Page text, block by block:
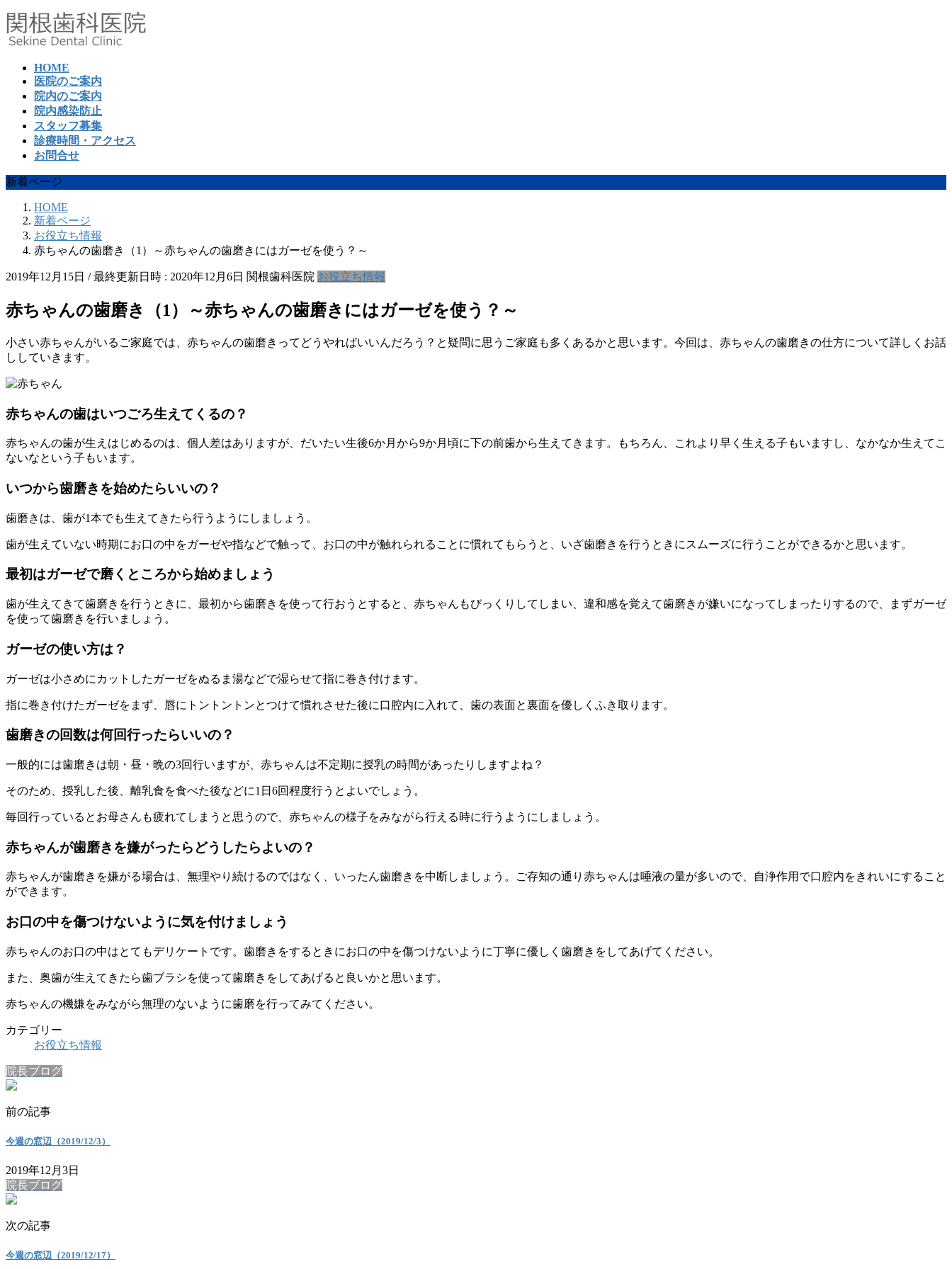
コ
ン
テ
ナ
ビ
ゲ
HOME
医院のご案内
院内のご案内
院内感染防止
スタッフ募集
診療時間・アクセス
お問合せ
新着ページ
HOME
新着ページ
お役立ち情報
赤ちゃんの歯磨き（1）～赤ちゃんの歯磨きにはガーゼを使う？～
2019年12月15日 / 最終更新日時 : 2020年12月6日 関根歯科医院 お役立ち情報
赤ちゃんの歯磨き（1）～赤ちゃんの歯磨きにはガーゼを使う？～
小さい赤ちゃんがいるご家庭では、赤ちゃんの歯磨きってどうやればいいんだろう？と疑問に思うご家庭も多くあるかと思います。今回は、赤ちゃんの歯磨きの仕方について詳しくお話
ししていきます。
赤ちゃんの歯はいつごろ生えてくるの？
赤ちゃんの歯が生えはじめるのは、個人差はありますが、だいたい生後6か月から9か月頃に下の前歯から生えてきます。もちろん、これより早く生える子もいますし、なかなか生えてこ
ないなという子もいます。
いつから歯磨きを始めたらいいの？
歯磨きは、歯が1本でも生えてきたら行うようにしましょう。
歯が生えていない時期にお口の中をガーゼや指などで触って、お口の中が触れられることに慣れてもらうと、いざ歯磨きを行うときにスムーズに行うことができるかと思います。
最初はガーゼで磨くところから始めましょう
歯が生えてきて歯磨きを行うときに、最初から歯磨きを使って行おうとすると、赤ちゃんもびっくりしてしまい、違和感を覚えて歯磨きが嫌いになってしまったりするので、まずガーゼ
を使って歯磨きを行いましょう。
ガーゼの使い方は？
ガーゼは小さめにカットしたガーゼをぬるま湯などで湿らせて指に巻き付けます。
指に巻き付けたガーゼをまず、唇にトントントンとつけて慣れさせた後に口腔内に入れて、歯の表面と裏面を優しくふき取ります。
歯磨きの回数は何回行ったらいいの？
一般的には歯磨きは朝・昼・晩の3回行いますが、赤ちゃんは不定期に授乳の時間があったりしますよね？
そのため、授乳した後、離乳食を食べた後などに1日6回程度行うとよいでしょう。
毎回行っているとお母さんも疲れてしまうと思うので、赤ちゃんの様子をみながら行える時に行うようにしましょう。
赤ちゃんが歯磨きを嫌がったらどうしたらよいの？
赤ちゃんが歯磨きを嫌がる場合は、無理やり続けるのではなく、いったん歯磨きを中断しましょう。ご存知の通り赤ちゃんは唾液の量が多いので、自浄作用で口腔内をきれいにすること
ができます。
お口の中を傷つけないように気を付けましょう
赤ちゃんのお口の中はとてもデリケートです。歯磨きをするときにお口の中を傷つけないように丁寧に優しく歯磨きをしてあげてください。
また、奥歯が生えてきたら歯ブラシを使って歯磨きをしてあげると良いかと思います。
赤ちゃんの機嫌をみながら無理のないように歯磨を行ってみてください。
カテゴリー
お役立ち情報
院長ブログ
前の記事
今週の窓辺（2019/12/3）
2019年12月3日
院長ブログ
次の記事
今週の窓辺（2019/12/17）